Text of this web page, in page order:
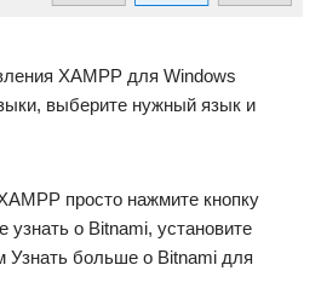
XAMPP для Windows
выберите нужный язык и
просто нажмите кнопку
о Bitnami, установите
Узнать больше о Bitnami для